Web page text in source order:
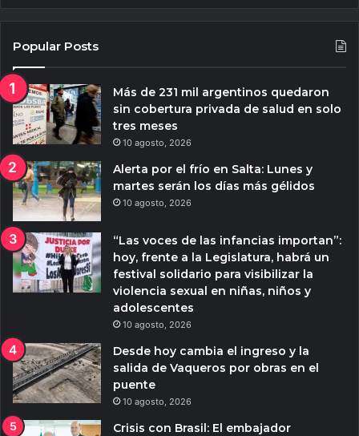
Popular Posts
Más de 231 mil argentinos quedaron
sin cobertura privada de salud en solo
tres meses
10 agosto, 2026
Alerta por el frío en Salta: Lunes y
martes serán los días más gélidos
10 agosto, 2026
“Las voces de las infancias importan”:
hoy, frente a la Legislatura, habrá un
festival solidario para visibilizar la
violencia sexual en niñas, niños y
adolescentes
10 agosto, 2026
Desde hoy cambia el ingreso y la
salida de Vaqueros por obras en el
puente
10 agosto, 2026
Crisis con Brasil: El embajador